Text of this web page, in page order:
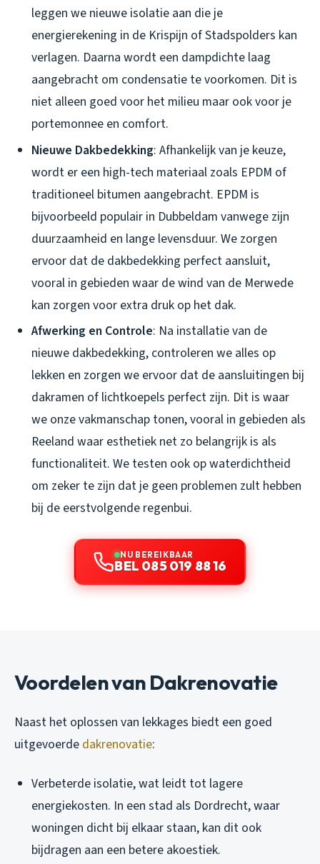
leggen we nieuwe isolatie aan die je
energierekening in de Krispijn of Stadspolders kan
verlagen. Daarna wordt een dampdichte laag
aangebracht om condensatie te voorkomen. Dit is
niet alleen goed voor het milieu maar ook voor je
portemonnee en comfort.
Nieuwe Dakbedekking: Afhankelijk van je keuze,
wordt er een high-tech materiaal zoals EPDM of
traditioneel bitumen aangebracht. EPDM is
bijvoorbeeld populair in Dubbeldam vanwege zijn
duurzaamheid en lange levensduur. We zorgen
ervoor dat de dakbedekking perfect aansluit,
vooral in gebieden waar de wind van de Merwede
kan zorgen voor extra druk op het dak.
Afwerking en Controle: Na installatie van de
nieuwe dakbedekking, controleren we alles op
lekken en zorgen we ervoor dat de aansluitingen bij
dakramen of lichtkoepels perfect zijn. Dit is waar
we onze vakmanschap tonen, vooral in gebieden als
Reeland waar esthetiek net zo belangrijk is als
functionaliteit. We testen ook op waterdichtheid
om zeker te zijn dat je geen problemen zult hebben
bij de eerstvolgende regenbui.
NU BEREIKBAAR
BEL 085 019 88 16
Voordelen van Dakrenovatie
Naast het oplossen van lekkages biedt een goed
uitgevoerde dakrenovatie:
Verbeterde isolatie, wat leidt tot lagere
energiekosten. In een stad als Dordrecht, waar
woningen dicht bij elkaar staan, kan dit ook
bijdragen aan een betere akoestiek.